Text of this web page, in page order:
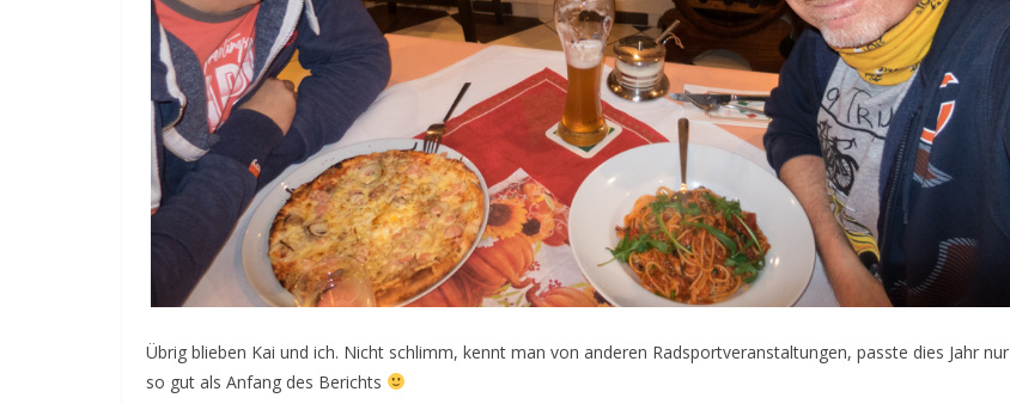
Übrig blieben Kai und ich. Nicht schlimm, kennt man von anderen Radsportveranstaltungen, passte dies Jahr nur
so gut als Anfang des Berichts